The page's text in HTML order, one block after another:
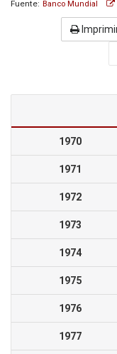
Fuente: Banco Mundial
1970
1971
1972
1973
1974
1975
1976
1977